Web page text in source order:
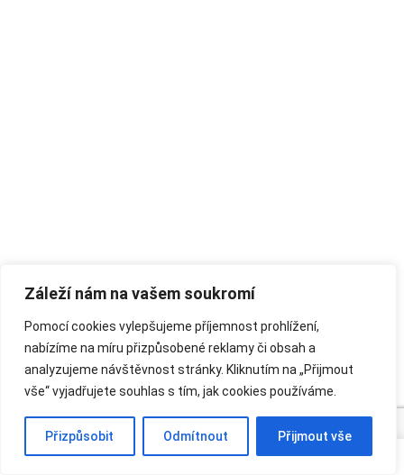
Záleží nám na vašem soukromí
Pomocí cookies vylepšujeme příjemnost prohlížení,
nabízíme na míru přizpůsobené reklamy či obsah a
analyzujeme návštěvnost stránky. Kliknutím na „Přijmout
vše“ vyjadřujete souhlas s tím, jak cookies používáme.
Přizpůsobit Odmítnout Přijmout vše